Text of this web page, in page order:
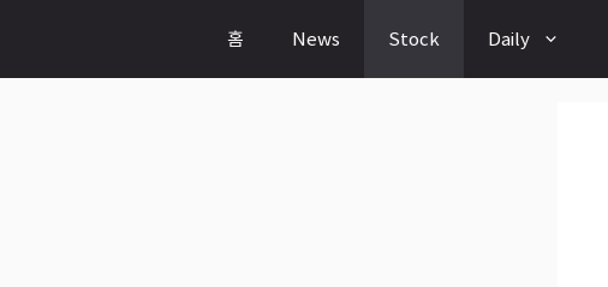
홈 News Stock Daily